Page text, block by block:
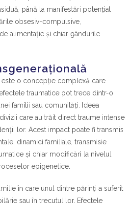
până la manifestări potențial
obsesiv-compulsive,
alimentație și chiar gândurile
este o concepție complexă care
traumatice pot trece dintr-o
familii sau comunități. Ideea
care au trăit direct traume intense
lor. Acest impact poate fi transmis
dinamici familiale, transmisie
și chiar modificări la nivelul
epigenetice.
în care unul dintre părinți a suferit
sau în trecutul lor. Efectele